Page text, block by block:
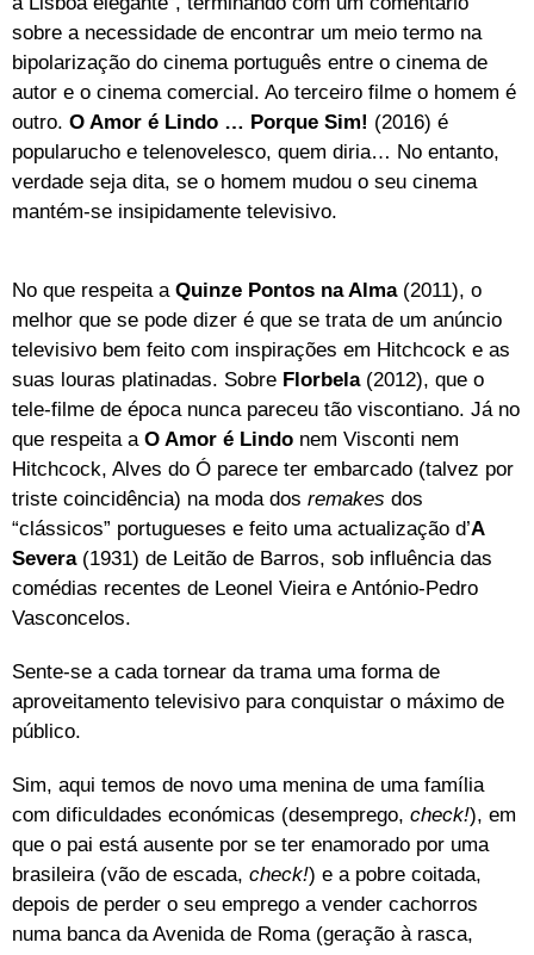
sobre a necessidade de encontrar um meio termo na
bipolarização do cinema português entre o cinema de
autor e o cinema comercial. Ao terceiro filme o homem é
outro. O Amor é Lindo … Porque Sim! (2016) é
popularucho e telenovelesco, quem diria… No entanto,
verdade seja dita, se o homem mudou o seu cinema
mantém-se insipidamente televisivo.
No que respeita a Quinze Pontos na Alma(2011), o
melhor que se pode dizer é que se trata de um anúncio
televisivo bem feito com inspirações em Hitchcock e as
suas louras platinadas. Sobre Florbela(2012), que o
tele-filme de época nunca pareceu tão viscontiano. Já no
que respeita a O Amor é Lindo nem Visconti nem
Hitchcock, Alves do Ó parece ter embarcado (talvez por
triste coincidência) na moda dos remakes dos
“clássicos” portugueses e feito uma actualização d’A
Severa (1931) de Leitão de Barros, sob influência das
comédias recentes de Leonel Vieira e António-Pedro
Vasconcelos.
Sente-se a cada tornear da trama uma forma de
aproveitamento televisivo para conquistar o máximo de
público.
Sim, aqui temos de novo uma menina de uma família
com dificuldades económicas (desemprego, check!), em
que o pai está ausente por se ter enamorado por uma
brasileira (vão de escada, check!) e a pobre coitada,
depois de perder o seu emprego a vender cachorros
numa banca da Avenida de Roma (geração à rasca,